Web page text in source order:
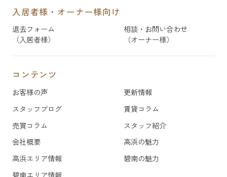
入居者様・オーナー様向け
退去フォーム
（入居者様）
相談・お問い合わせ
（オーナー様）
コンテンツ
お客様の声
更新情報
スタッフブログ
賃貸コラム
売買コラム
スタッフ紹介
会社概要
高浜の魅力
高浜エリア情報
碧南の魅力